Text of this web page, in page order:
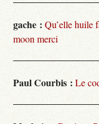
gache : Qu’elle huile
moon merci
Paul Courbis : Le